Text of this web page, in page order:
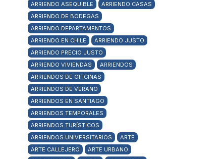
ARRIENDO ASEQUIBLE
ARRIENDO CASAS
ARRIENDO DE BODEGAS
ARRIENDO DEPARTAMENTOS
ARRIENDO EN CHILE
ARRIENDO JUSTO
ARRIENDO PRECIO JUSTO
ARRIENDO VIVIENDAS
ARRIENDOS
ARRIENDOS DE OFICINAS
ARRIENDOS DE VERANO
ARRIENDOS EN SANTIAGO
ARRIENDOS TEMPORALES
ARRIENDOS TURÍSTICOS
ARRIENDOS UNIVERSITARIOS
ARTE
ARTE CALLEJERO
ARTE URBANO